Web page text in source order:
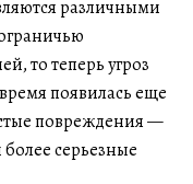
различными
то теперь угроз
появилась еще
повреждения —
серьезные